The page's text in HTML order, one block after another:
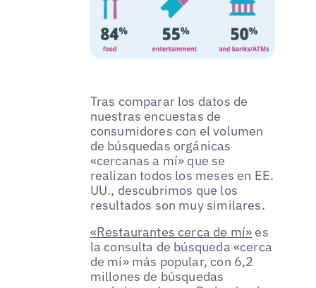
Tras comparar los datos de
nuestras encuestas de
consumidores con el volumen
de búsquedas orgánicas
«cercanas a mí» que se
realizan todos los meses en EE.
UU., descubrimos que los
resultados son muy similares.
«Restaurantes cerca de mí» es
la consulta de búsqueda «cerca
de mí» más popular, con 6,2
millones de búsquedas